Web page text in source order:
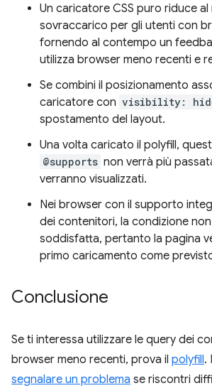
Un caricatore CSS puro riduce al
sovraccarico per gli utenti con
fornendo al contempo un
utilizza browser meno recenti e
Se combini il posizionamento
caricatore con visibility:
spostamento del layout.
Una volta caricato il polyfill,
@supports non verrà più
verranno visualizzati.
Nei browser con il supporto
dei contenitori, la condizione
soddisfatta, pertanto la pagina
primo caricamento come
Conclusione
Se ti interessa utilizzare le query dei
browser meno recenti, prova il polyfill.
segnalare un problema se riscontri